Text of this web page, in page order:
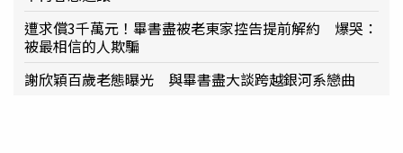
遭求償3千萬元！畢書盡被老東家控告提前解約 爆哭：
被最相信的人欺騙
謝欣穎百歲老態曝光 與畢書盡大談跨越銀河系戀曲